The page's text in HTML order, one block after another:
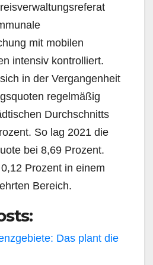
mit mobilen
intensiv kontrolliert.
in der Vergangenheit
regelmäßig
Durch­schnitts
So lag 2021 die
bei 8,69 Prozent.
Prozent in einem
Bereich.
Das plant die